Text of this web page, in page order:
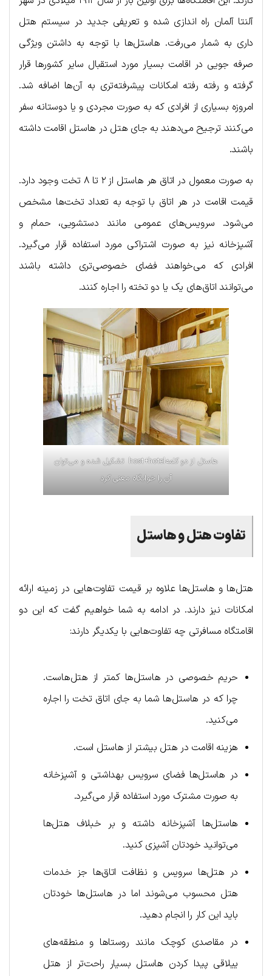
آلنتا آلمان راه اندازی شده و تعریفی جدید در سیستم هتل
داری به شمار می‌رفت. هاستل‌ها با توجه به داشتن ویژگی
صرفه جویی در اقامت بسیار مورد استقبال سایر کشورها قرار
گرفته و رفته رفته امکانات پیشرفته‌تری به آن‌ها اضافه شد.
امروزه بسیاری از افرادی که به صورت مجردی و یا دوستانه سفر
می‌کنند ترجیح می‌دهند به جای هتل در هاستل اقامت داشته
باشند.
به صورت معمول در اتاق هر هاستل از ۲ تا ۸ تخت وجود دارد.
قیمت اقامت در هر اتاق با توجه به تعداد تخت‌ها مشخص
می‌شود. سرویس‌های عمومی مانند دستشویی، حمام و
آشپزخانه نیز به صورت اشتراکی مورد استفاده قرار می‌گیرد.
افرادی که می‌خواهند فضای خصوصی‌تری داشته باشند
می‌توانند اتاق‌های یک یا دو تخته را اجاره کنند.
هاستل از دو کلمهhost+hotel تشکیل شده و می‌توان
آن را خوابگاه معنی کرد
تفاوت هتل و ها‌ستل
هتل‌ها و هاستل‌ها علاوه بر قیمت تفاوت‌هایی در زمینه ارائه
امکانات نیز دارند. در ادامه به شما خواهیم گفت که این دو
اقامتگاه مسافرتی چه تفاوت‌هایی با یکدیگر دارند:
حریم خصوصی در هاستل‌ها کمتر از هتل‌هاست.
چرا که در هاستل‌ها شما به جای اتاق تخت را اجاره
می‌کنید.
هزینه اقامت در هتل بیشتر از هاستل است.
در هاستل‌ها فضای سرویس بهداشتی و آشپزخانه
به صورت مشترک مورد استفاده قرار می‌گیرد.
هاستل‌ها آشپزخانه داشته و بر خبلاف هتل‌ها
می‌توانید خودتان آشپزی کنید.
در هتل‌ها سرویس و نظافت اتاق‌ها جز خدمات
هتل محسوب می‌شوند اما در هاستل‌ها خودتان
باید این کار را انجام دهید.
در مقاصدی کوچک مانند روستاها و منطقه‌های
ییلاقی پیدا کردن ها‌ستل بسیار راحت‌تر از هتل